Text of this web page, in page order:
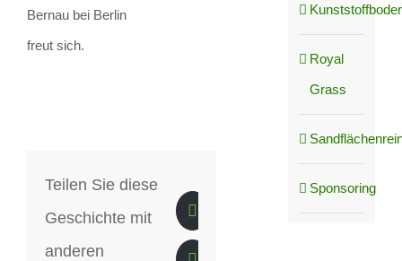
Bernau bei Berlin
freut sich.
Teilen Sie diese
Geschichte mit
anderen
Royal
Grass
Sponsoring